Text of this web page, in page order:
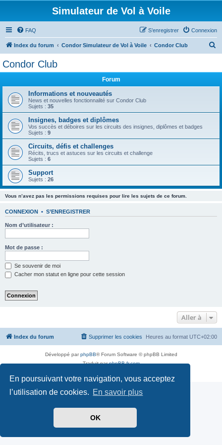
En poursuivant votre navigation, vous acceptez
l’utilisation de cookies. En savoir plus
OK
Simulateur de Vol à Voile
FAQ Connexion
S’enregistrer
Index du forum Condor Simulateur de Vol à Voile Condor Club
e
Condor Club
Forum
Informations et nouveautés
News et nouvelles fonctionnalité sur Condor Club
Sujets : 35
Insignes, badges et diplômes
Vos succès et déboires sur les circuits des insignes, diplômes et badges
Sujets : 9
Circuits, défis et challenges
Récits, trucs et astuces sur les circuits et challenge
Sujets : 6
Support
Sujets : 26
Vous n’avez pas les permissions requises pour lire les sujets de ce forum.
CONNEXION • S’ENREGISTRER
Nom d’utilisateur :
Mot de passe :
Se souvenir de moi
Cacher mon statut en ligne pour cette session
Aller à
Index du forum Heures au format UTC+02:00
Supprimer les cookies
Développé parphpBB® Forum Software © phpBB Limited
Traduit parphpBB-fr.com